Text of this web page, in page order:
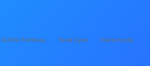
Gizlilik Politikası Yasal Uyarı Hakkımızda